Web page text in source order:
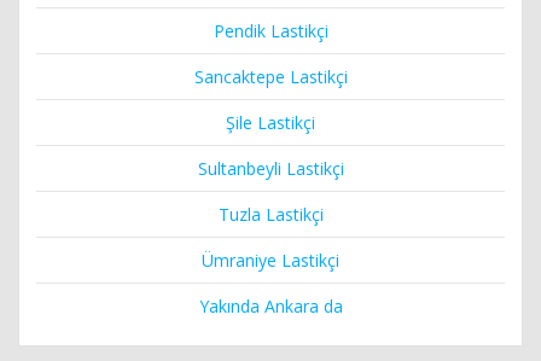
Pendik Lastikçi
Sancaktepe Lastikçi
Şile Lastikçi
Sultanbeyli Lastikçi
Tuzla Lastikçi
Ümraniye Lastikçi
Yakında Ankara da